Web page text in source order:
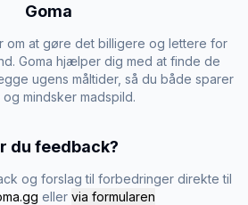
Goma
om at gøre det billigere og lettere for
Goma hjælper dig med at finde de
ugens måltider, så du både sparer
mindsker madspild.
du feedback?
og forslag til forbedringer direkte til
eller via formularen